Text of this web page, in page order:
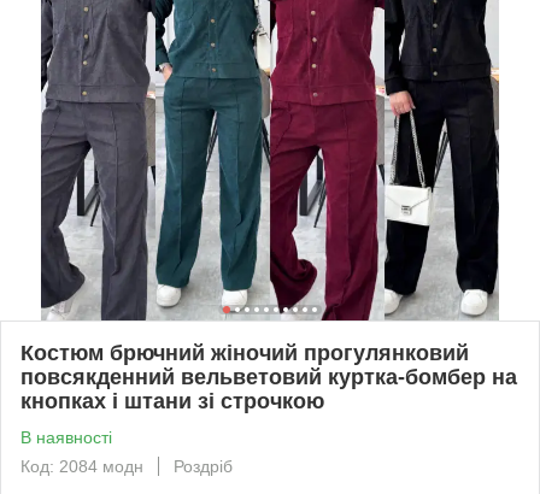
Костюм брючний жіночий прогулянковий
повсякденний вельветовий куртка-бомбер на
кнопках і штани зі строчкою
В наявності
Код: 2084 модн
Роздріб